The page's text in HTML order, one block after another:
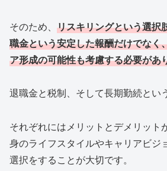
そのため、 リスキリングという選択
職金という安定した報酬だけでなく
ア形成の可能性も考慮する必要があ
退職金と税制、そして長期勤続とい
それぞれにはメリットとデメリット
身のライフスタイルやキャリアビジ
選択をすることが大切です。